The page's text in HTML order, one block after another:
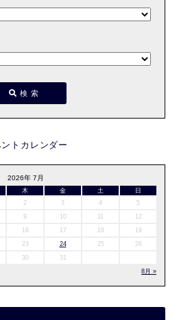
検索
ントカレンダー
2026年 7月
木 金 土
日
2 3 4
5
9 10 11
12
16 17 18
19
23 24 25
26
30
31
8月 »